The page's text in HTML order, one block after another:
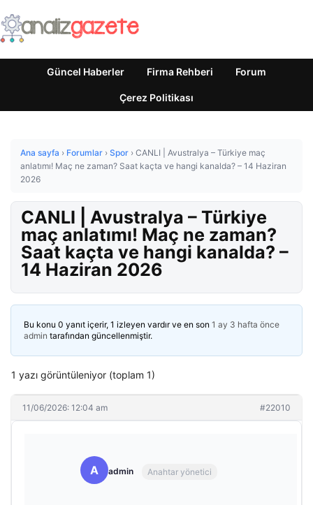
Güncel Haberler Firma Rehberi Forum
Çerez Politikası
Ana sayfa › Forumlar › Spor › CANLI | Avustralya – Türkiye maç
anlatımı! Maç ne zaman? Saat kaçta ve hangi kanalda? – 14 Haziran
2026
CANLI | Avustralya – Türkiye
maç anlatımı! Maç ne zaman?
Saat kaçta ve hangi kanalda? –
14 Haziran 2026
Bu konu 0 yanıt içerir, 1 izleyen vardır ve en son 1 ay 3 hafta önce
admin tarafından güncellenmiştir.
1 yazı görüntüleniyor (toplam 1)
11/06/2026: 12:04 am #22010
A admin Anahtar yönetici